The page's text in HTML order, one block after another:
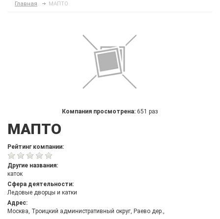
Главная МАПТО
Компания просмотрена: 651 раз
МАПТО
Рейтинг компании:
Другие названия:
каток
Сфера деятельности:
Ледовые дворцы и катки
Адрес:
Москва, Троицкий административный округ, Раево дер.,